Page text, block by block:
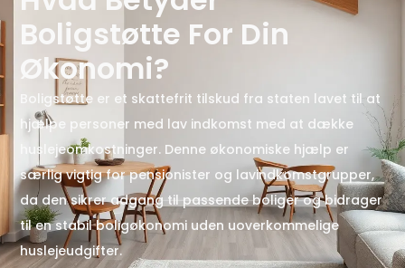
Boligstøtte For Din
Økonomi?
Boligstøtte er et skattefrit tilskud fra staten lavet til at
hjælpe personer med lav indkomst med at dække
huslejeomkostninger. Denne økonomiske hjælp er
særlig vigtig for pensionister og lavindkomstgrupper,
da den sikrer adgang til passende boliger og bidrager
til en stabil boligøkonomi uden uoverkommelige
huslejeudgifter.